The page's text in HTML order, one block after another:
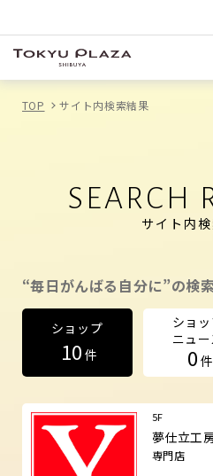
TOP サイト内検索結果
SEARCH
サイト内
“毎日がんばる自分に”の検
ショップ
10 件
ショ
ニュー
0 件
5F
夢仕立工
専門店